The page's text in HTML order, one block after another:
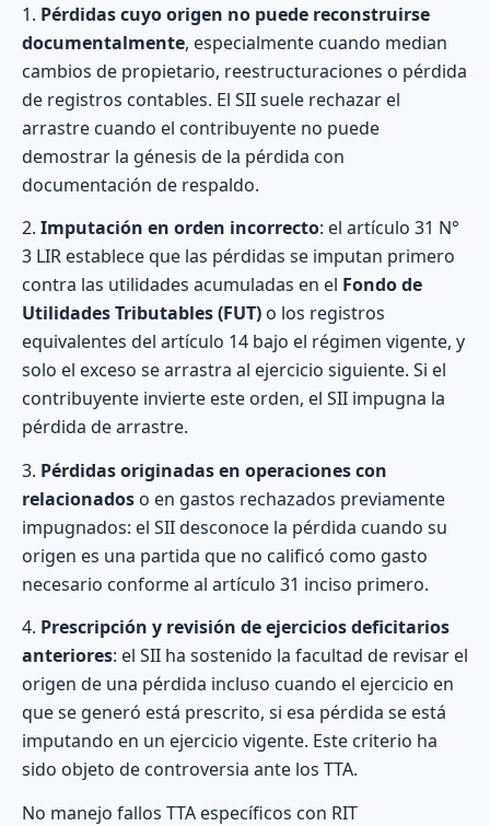
1. Pérdidas cuyo origen no puede reconstruirse
documentalmente, especialmente cuando median
cambios de propietario, reestructuraciones o pérdida
de registros contables. El SII suele rechazar el
arrastre cuando el contribuyente no puede
demostrar la génesis de la pérdida con
documentación de respaldo.
2. Imputación en orden incorrecto: el artículo 31 N°
3 LIR establece que las pérdidas se imputan primero
contra las utilidades acumuladas en el Fondo de
Utilidades Tributables (FUT) o los registros
equivalentes del artículo 14 bajo el régimen vigente, y
solo el exceso se arrastra al ejercicio siguiente. Si el
contribuyente invierte este orden, el SII impugna la
pérdida de arrastre.
3. Pérdidas originadas en operaciones con
relacionados o en gastos rechazados previamente
impugnados: el SII desconoce la pérdida cuando su
origen es una partida que no calificó como gasto
necesario conforme al artículo 31 inciso primero.
4. Prescripción y revisión de ejercicios deficitarios
anteriores: el SII ha sostenido la facultad de revisar el
origen de una pérdida incluso cuando el ejercicio en
que se generó está prescrito, si esa pérdida se está
imputando en un ejercicio vigente. Este criterio ha
sido objeto de controversia ante los TTA.
No manejo fallos TTA específicos con RIT